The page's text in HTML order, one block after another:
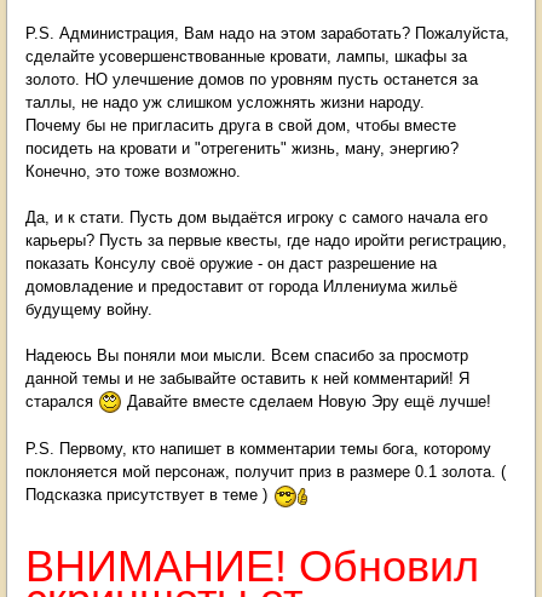
P.S. Администрация, Вам надо на этом заработать? Пожалуйста,
сделайте усовершенствованные кровати, лампы, шкафы за
золото. НО улечшение домов по уровням пусть останется за
таллы, не надо уж слишком усложнять жизни народу.
Почему бы не пригласить друга в свой дом, чтобы вместе
посидеть на кровати и "отрегенить" жизнь, ману, энергию?
Конечно, это тоже возможно.
Да, и к стати. Пусть дом выдаётся игроку с самого начала его
карьеры? Пусть за первые квесты, где надо иройти регистрацию,
показать Консулу своё оружие - он даст разрешение на
домовладение и предоставит от города Иллениума жильё
будущему войну.
Надеюсь Вы поняли мои мысли. Всем спасибо за просмотр
данной темы и не забывайте оставить к ней комментарий! Я
старался
Давайте вместе сделаем Новую Эру ещё лучше!
P.S. Первому, кто напишет в комментарии темы бога, которому
поклоняется мой персонаж, получит приз в размере 0.1 золота. (
Подсказка присутствует в теме )
ВНИМАНИЕ! Обновил